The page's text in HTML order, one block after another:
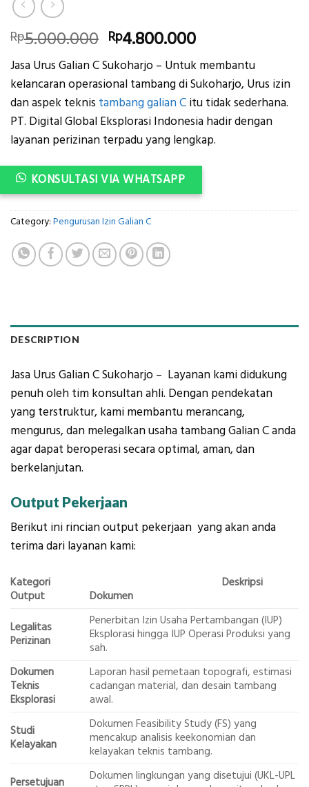
Rp5.000.000 Original
price
was:
Rp5.000.000.
Rp4.800.000Current
price
is:
Rp4.800.000.
Jasa Urus Galian C Sukoharjo – Untuk membantu
kelancaran operasional tambang di Sukoharjo, Urus izin
dan aspek teknis tambang galian C itu tidak sederhana.
PT. Digital Global Eksplorasi Indonesia hadir dengan
layanan perizinan terpadu yang lengkap.
KONSULTASI VIA WHATSAPP
Category: Pengurusan Izin Galian C
DESCRIPTION
Jasa Urus Galian C Sukoharjo – Layanan kami didukung
penuh oleh tim konsultan ahli. Dengan pendekatan
yang terstruktur, kami membantu merancang,
mengurus, dan melegalkan usaha tambang Galian C anda
agar dapat beroperasi secara optimal, aman, dan
berkelanjutan.
Output Pekerjaan
Berikut ini rincian output pekerjaan yang akan anda
terima dari layanan kami:
Kategori
Output
Deskripsi
Dokumen
Legalitas
Perizinan
Penerbitan Izin Usaha Pertambangan (IUP)
Eksplorasi hingga IUP Operasi Produksi yang
sah.
Dokumen
Teknis
Eksplorasi
Laporan hasil pemetaan topografi, estimasi
cadangan material, dan desain tambang
awal.
Studi
Kelayakan
Dokumen Feasibility Study (FS) yang
mencakup analisis keekonomian dan
kelayakan teknis tambang.
Persetujuan
Dokumen lingkungan yang disetujui (UKL-UPL